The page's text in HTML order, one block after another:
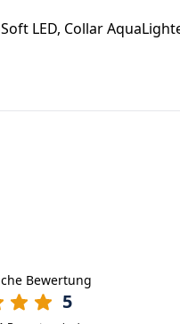
LED, Collar
Bewertung
5